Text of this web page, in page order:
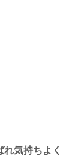
気持ちよく